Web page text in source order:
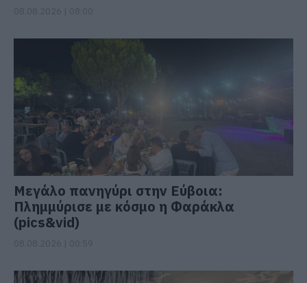
Μεγάλο πανηγύρι στην Εύβοια:
Πλημμύρισε με κόσμο η Φαράκλα
(pics&vid)